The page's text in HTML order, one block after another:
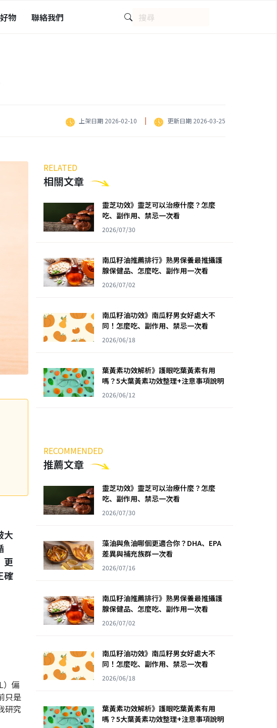
物 聯絡我們
上架日期 2026-02-10 更新日期 2026-03-25
大
更
確
）偏
只是
研究
RELATED
相關文章
靈芝功效》靈芝可以治療什麼？怎麼
吃、副作用、禁忌一次看
2026/07/30
南瓜籽油推薦排行》熟男保養最推攝護
腺保健品、怎麼吃、副作用一次看
2026/07/02
南瓜籽油功效》南瓜籽男女好處大不
同！怎麼吃、副作用、禁忌一次看
2026/06/18
葉黃素功效解析》護眼吃葉黃素有用
嗎？5大葉黃素功效整理+注意事項說明
2026/06/12
RECOMMENDED
推薦文章
靈芝功效》靈芝可以治療什麼？怎麼
吃、副作用、禁忌一次看
2026/07/30
藻油與魚油哪個更適合你？DHA、EPA
差異與補充族群一次看
2026/07/16
南瓜籽油推薦排行》熟男保養最推攝護
腺保健品、怎麼吃、副作用一次看
2026/07/02
南瓜籽油功效》南瓜籽男女好處大不
同！怎麼吃、副作用、禁忌一次看
2026/06/18
葉黃素功效解析》護眼吃葉黃素有用
嗎？5大葉黃素功效整理+注意事項說明